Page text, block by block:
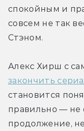
спокойным и
совсем не так
Стэном.
Алекс Хирш с
закончить
становится
правильно — не
продолжение,